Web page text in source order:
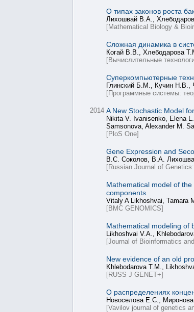
О типах законов роста
Лихошвай В.А.,
[Mathematical Biology &
Сложная динамика в
Когай В.В., Хлебодарова
[Вычислительные
Суперкомпьютерные
Глинский Б.М., Кучин
[Программные системы:
2014 A New Stochastic Model
Nikita V. Ivanisenko, Elena
Samsonova, Alexander M.
[PloS One]
Gene Expression and
В.С. Соколов, В.А.
[Russian Journal of
Mathematical model of
components
Vitaly A Likhoshvai, Tamara
[BMC GENOMICS]
Mathematical modeling of
Likhoshvai V.A.,
[Journal of Bioinformatics
New evidence of an old
Khlebodarova T.M.,
[RUSS J GENET+]
О распределениях
Новоселова Е.С.,
[Vavilov journal of genetics